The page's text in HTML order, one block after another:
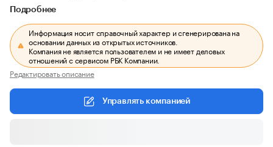
Подробнее
Информация носит справочный характер и сгенерирована на
основании данных из открытых источников.
Компания не является пользователем и не имеет деловых
отношений с сервисом РБК Компании.
Редактировать описание
Управлять компанией